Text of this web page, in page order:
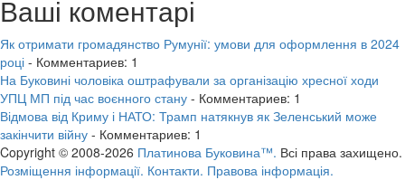
Ваші коментарі
Як отримати громадянство Румунії: умови для оформлення в 2024
році - Комментариев: 1
На Буковині чоловіка оштрафували за організацію хресної ходи
УПЦ МП під час воєнного стану - Комментариев: 1
Відмова від Криму і НАТО: Трамп натякнув як Зеленський може
закінчити війну - Комментариев: 1
Copyright © 2008-2026 Платинова Буковина™. Всі права захищено.
Розміщення інформації. Контакти. Правова інформація.